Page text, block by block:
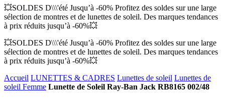
💥SOLDES D\\\'été Jusqu’à -60% Profitez des soldes sur une large
sélection de montres et de lunettes de soleil. Des marques tendances
à prix réduits jusqu’à -60%💥
💥SOLDES D\\\'été Jusqu’à -60% Profitez des soldes sur une large
sélection de montres et de lunettes de soleil. Des marques tendances
à prix réduits jusqu’à -60%💥
Accueil LUNETTES & CADRES Lunettes de soleil Lunettes de
soleil Femme Lunette de Soleil Ray-Ban Jack RB8165 002/48